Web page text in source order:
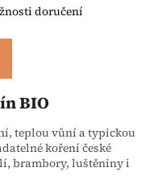
doručení
BIO
teplou vůní a typickou
koření české
brambory, luštěniny i